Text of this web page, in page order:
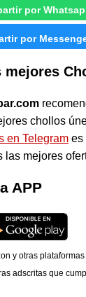
por
por
mejores
chollos
en Telegrames
las mejores
APP
y otras
adscritas que